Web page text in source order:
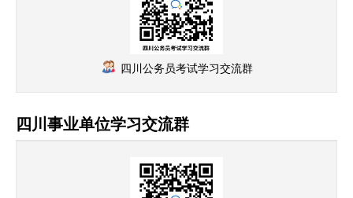
四川公务员考试学习交流群
四川事业单位学习交流群